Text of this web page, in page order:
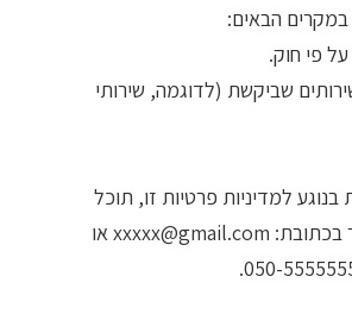
הבאים:
פי חוק.
שביקשת (לדוגמה, שירותי
למדיניות פרטיות זו, תוכל
בכתובת: xxxxx@gmail.comאו
050-
.